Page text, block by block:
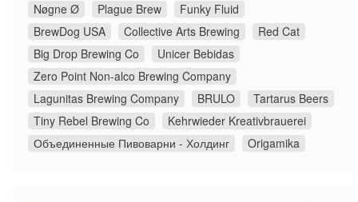
Nøgne Ø
Plague Brew
Funky Fluid
BrewDog USA
Collective Arts Brewing
Red Cat
Big Drop Brewing Co
Unicer Bebidas
Zero Point Non-alco Brewing Company
Lagunitas Brewing Company
BRULO
Tartarus Beers
Tiny Rebel Brewing Co
Kehrwieder Kreativbrauerei
Объединенные Пивоварни - Холдинг
Origamika